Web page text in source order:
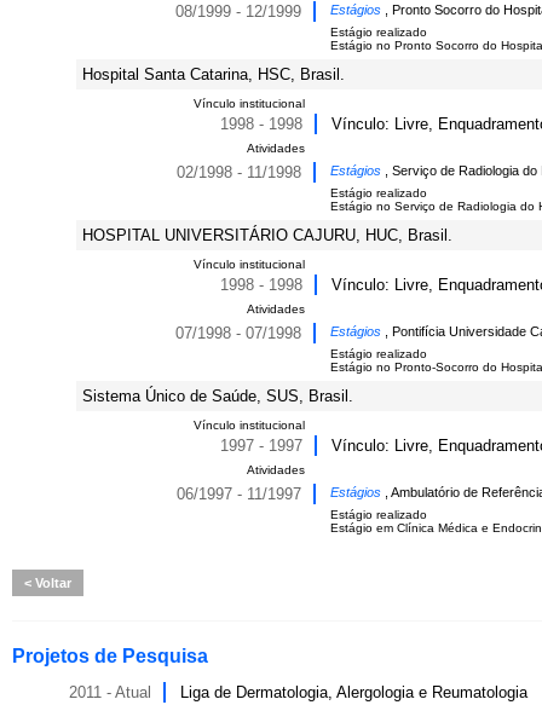
08/1999 - 12/1999 Estágios , Pronto Socorro do
Estágio realizado
Estágio no Pronto Socorro do
Hospital Santa Catarina, HSC, Brasil.
Vínculo institucional
1998 - 1998 Vínculo: Livre,
Atividades
02/1998 - 11/1998 Estágios , Serviço de Radiologia
Estágio realizado
Estágio no Serviço de Radiologia do
HOSPITAL UNIVERSITÁRIO CAJURU, HUC, Brasil.
Vínculo institucional
1998 - 1998 Vínculo: Livre,
Atividades
07/1998 - 07/1998 Estágios , Pontifícia Universidade
Estágio realizado
Estágio no Pronto-Socorro do
Sistema Único de Saúde, SUS, Brasil.
Vínculo institucional
1997 - 1997 Vínculo: Livre,
Atividades
06/1997 - 11/1997 Estágios , Ambulatório de
Estágio realizado
Estágio em Clínica Médica e
Voltar
Projetos de Pesquisa
2011 - Atual Liga de Dermatologia, Alergologia e Reumatologia